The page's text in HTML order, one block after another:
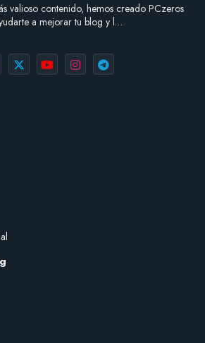
valioso contenido, hemos creado PCzeros
a mejorar tu blog y l…